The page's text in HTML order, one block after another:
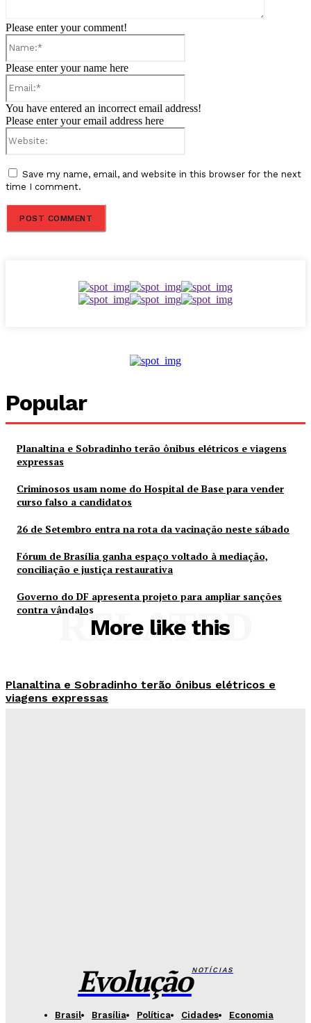
Please enter your comment!
Please enter your name here
You have entered an incorrect email address!
Please enter your email address here
Save my name, email, and website in this browser for the next
time I comment.
Popular
Planaltina e Sobradinho terão ônibus elétricos e viagens
expressas
Criminosos usam nome do Hospital de Base para vender
curso falso a candidatos
26 de Setembro entra na rota da vacinação neste sábado
Fórum de Brasília ganha espaço voltado à mediação,
conciliação e justiça restaurativa
Governo do DF apresenta projeto para ampliar sanções
contra vândalos
More like this
RELATED
Planaltina e Sobradinho terão ônibus elétricos e
viagens expressas
EvoluçãoNOTÍCIAS
Brasil Brasília Política Cidades
Economia